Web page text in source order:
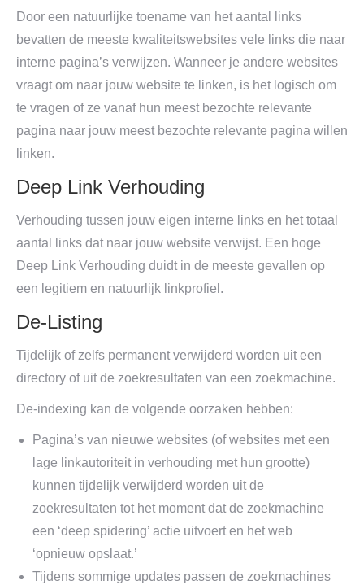
Door een natuurlijke toename van het aantal links
bevatten de meeste kwaliteitswebsites vele links die naar
interne pagina’s verwijzen. Wanneer je andere websites
vraagt om naar jouw website te linken, is het logisch om
te vragen of ze vanaf hun meest bezochte relevante
pagina naar jouw meest bezochte relevante pagina willen
linken.
Deep Link Verhouding
Verhouding tussen jouw eigen interne links en het totaal
aantal links dat naar jouw website verwijst. Een hoge
Deep Link Verhouding duidt in de meeste gevallen op
een legitiem en natuurlijk linkprofiel.
De-Listing
Tijdelijk of zelfs permanent verwijderd worden uit een
directory of uit de zoekresultaten van een zoekmachine.
De-indexing kan de volgende oorzaken hebben:
Pagina’s van nieuwe websites (of websites met een
lage linkautoriteit in verhouding met hun grootte)
kunnen tijdelijk verwijderd worden uit de
zoekresultaten tot het moment dat de zoekmachine
een ‘deep spidering’ actie uitvoert en het web
‘opnieuw opslaat.’
Tijdens sommige updates passen de zoekmachines